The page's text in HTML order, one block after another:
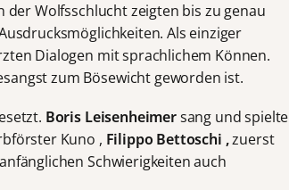
der Wolfsschlucht zeigten bis zu genau
Als einziger
Dialogen mit sprachlichem Können.
zum Bösewicht geworden ist.
Boris Leisenheimersang und spielte
Kuno , Filippo Bettoschi ,zuerst
Schwierigkeiten auch